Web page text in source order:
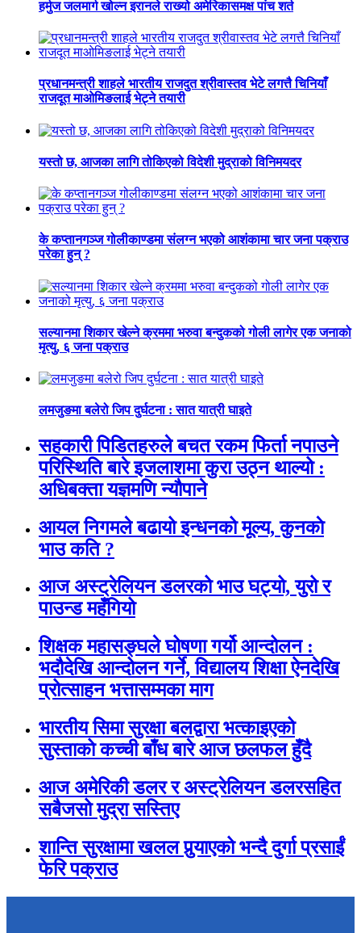
हर्मुज जलमार्ग खोल्न इरानले राख्यो अमेरिकासमक्ष पांच शर्त
प्रधानमन्त्री शाहले भारतीय राजदुत श्रीवास्तव भेटे लगत्तै चिनियाँ
राजदूत माओमिङलाई भेट्ने तयारी
यस्तो छ, आजका लागि तोकिएको विदेशी मुद्राको विनिमयदर
के कप्तानगञ्ज गोलीकाण्डमा संलग्न भएको आशंकामा चार जना पक्राउ
परेका हुन् ?
सल्यानमा शिकार खेल्ने क्रममा भरुवा बन्दुकको गोली लागेर एक जनाको
मृत्यु, ६ जना पक्राउ
लमजुङमा बलेरो जिप दुर्घटना : सात यात्री घाइते
सहकारी पिडितहरुले बचत रकम फिर्ता नपाउने
परिस्थिति बारे इजलाशमा कुरा उठ्न थाल्यो :
अधिबक्ता यज्ञमणि न्यौपाने
आयल निगमले बढायो इन्धनको मूल्य, कुनकाे
भाउ कति ?
आज अस्ट्रेलियन डलरको भाउ घट्यो, युरो र
पाउन्ड महँगियो
शिक्षक महासङ्घले घोषणा गर्यो आन्दोलन :
भदौदेखि आन्दोलन गर्ने, विद्यालय शिक्षा ऐनदेखि
प्रोत्साहन भत्तासम्मका माग
भारतीय सिमा सुरक्षा बलद्वारा भत्काइएको
सुस्ताको कच्ची बाँध बारे आज छलफल हुँदै
आज अमेरिकी डलर र अस्ट्रेलियन डलरसहित
सबैजसो मुद्रा सस्तिए
शान्ति सुरक्षामा खलल पुर्‍याएको भन्दै दुर्गा प्रसाईं
फेरि पक्राउ